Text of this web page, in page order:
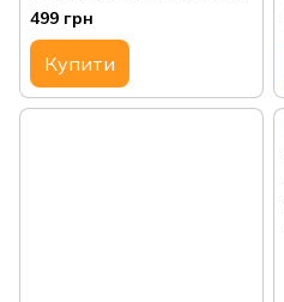
12/24 V (на 2 виходи + 2
USB), FM Трансмітер,
вольтметр
499 грн
Купити